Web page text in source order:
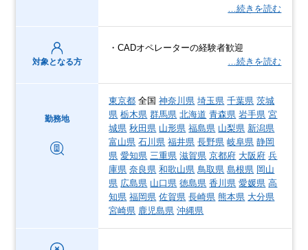
…続きを読む
対象となる方
・CADオペレーターの経験者歓迎
…続きを読む
勤務地
東京都 全国神奈川県 埼玉県 千葉県 茨城
県 栃木県 群馬県 北海道 青森県 岩手県 宮
城県 秋田県 山形県 福島県 山梨県 新潟県
富山県 石川県 福井県 長野県 岐阜県 静岡
県 愛知県 三重県 滋賀県 京都府 大阪府 兵
庫県 奈良県 和歌山県 鳥取県 島根県 岡山
県 広島県 山口県 徳島県 香川県 愛媛県 高
知県 福岡県 佐賀県 長崎県 熊本県 大分県
宮崎県 鹿児島県 沖縄県